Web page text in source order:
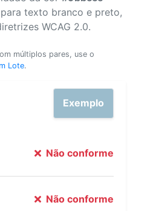
texto branco e preto,
WCAG 2.0.
múltiplos pares, use o
Lote.
Exemplo
Não conforme
Não conforme